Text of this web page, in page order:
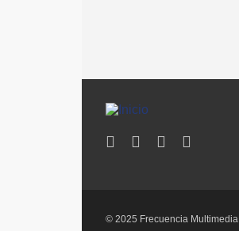
© 2025 Frecuencia Multimedia